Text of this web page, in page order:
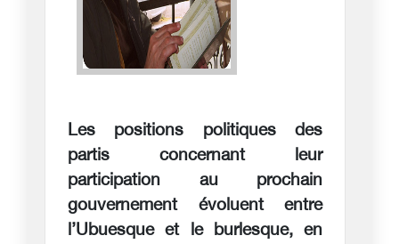
Les positions politiques des
partis concernant leur
participation au prochain
gouvernement évoluent entre
l’Ubuesque et le burlesque, en